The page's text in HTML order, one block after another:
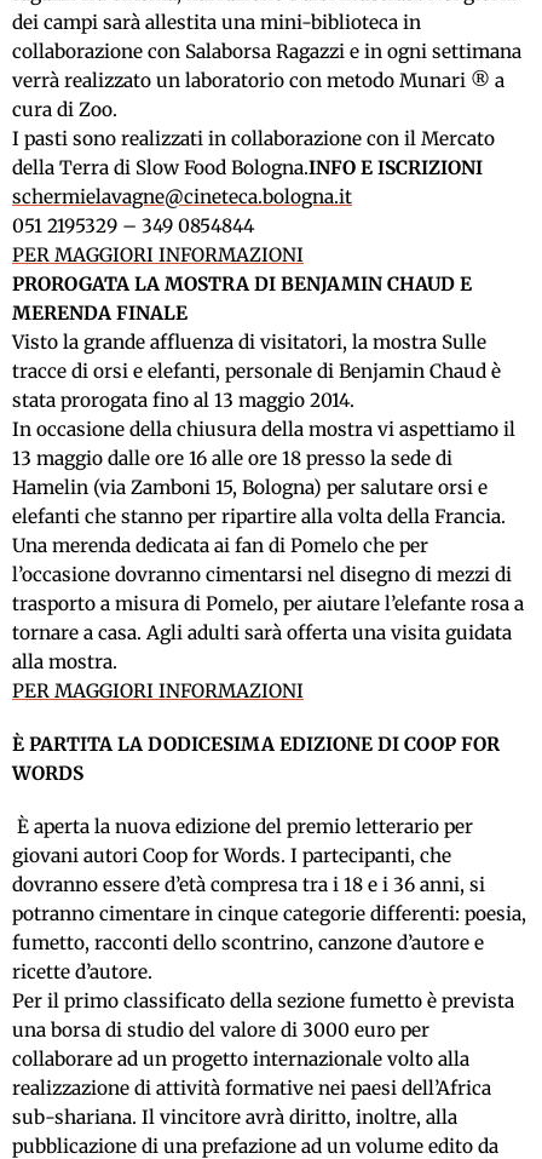
dei campi sarà allestita una mini-biblioteca in
collaborazione con Salaborsa Ragazzi e in ogni settimana
verrà realizzato un laboratorio con metodo Munari ® a
cura di Zoo.
I pasti sono realizzati in collaborazione con il Mercato
della Terra di Slow Food Bologna.INFO E ISCRIZIONI
schermielavagne@cineteca.bologna.it
051 2195329 – 349 0854844
PER MAGGIORI INFORMAZIONI
PROROGATA LA MOSTRA DI BENJAMIN CHAUD E
MERENDA FINALE
Visto la grande affluenza di visitatori, la mostra Sulle
tracce di orsi e elefanti, personale di Benjamin Chaud è
stata prorogata fino al 13 maggio 2014.
In occasione della chiusura della mostra vi aspettiamo il
13 maggio dalle ore 16 alle ore 18 presso la sede di
Hamelin (via Zamboni 15, Bologna) per salutare orsi e
elefanti che stanno per ripartire alla volta della Francia.
Una merenda dedicata ai fan di Pomelo che per
l’occasione dovranno cimentarsi nel disegno di mezzi di
trasporto a misura di Pomelo, per aiutare l’elefante rosa a
tornare a casa. Agli adulti sarà offerta una visita guidata
alla mostra.
PER MAGGIORI INFORMAZIONI
È PARTITA LA DODICESIMA EDIZIONE DI COOP FOR
WORDS
È aperta la nuova edizione del premio letterario per
giovani autori Coop for Words. I partecipanti, che
dovranno essere d’età compresa tra i 18 e i 36 anni, si
potranno cimentare in cinque categorie differenti: poesia,
fumetto, racconti dello scontrino, canzone d’autore e
ricette d’autore.
Per il primo classificato della sezione fumetto è prevista
una borsa di studio del valore di 3000 euro per
collaborare ad un progetto internazionale volto alla
realizzazione di attività formative nei paesi dell’Africa
sub-shariana. Il vincitore avrà diritto, inoltre, alla
pubblicazione di una prefazione ad un volume edito da